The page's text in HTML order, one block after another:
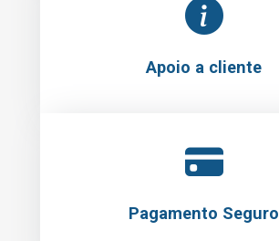
Apoio a cliente
Pagamento Seguro